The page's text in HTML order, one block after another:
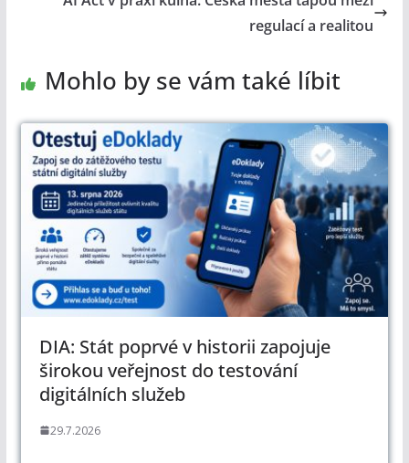
regulací a realitou
Mohlo by se vám také líbit
DIA: Stát poprvé v historii zapojuje
širokou veřejnost do testování
digitálních služeb
29.7.2026